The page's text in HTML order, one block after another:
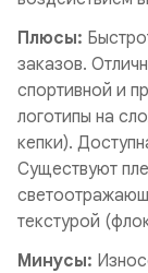
Плюсы:
заказов.
спортивной и
логотипы на
кепки).
Существуют
текстурой
Минусы: